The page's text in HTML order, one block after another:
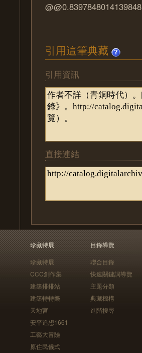
@@0.8397848014139848
引用這筆典藏
引用資訊
直接連結
珍藏特展
珍藏特展
CCC創作集
建築排排站
建築轉轉樂
天地宮
安平追想1661
工藝大冒險
原住民儀式
目錄導覽
聯合目錄
快速關鍵詞導覽
主題分類
典藏機構
進階搜尋